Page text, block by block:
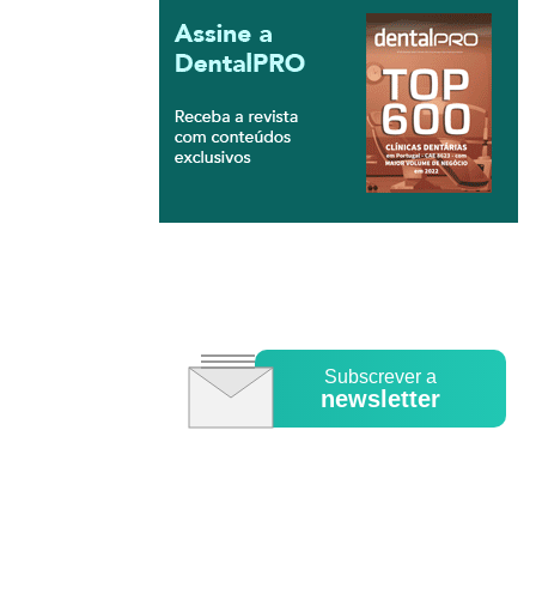
Subscrever a
newsletter